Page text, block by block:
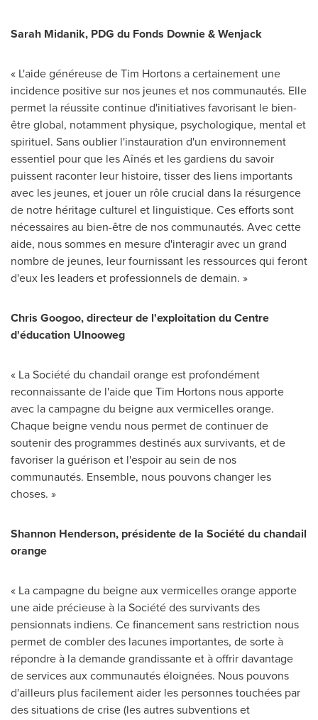
Sarah Midanik, PDG du Fonds Downie & Wenjack
« L'aide généreuse de Tim Hortons a certainement une
incidence positive sur nos jeunes et nos communautés. Elle
permet la réussite continue d'initiatives favorisant le bien-
être global, notamment physique, psychologique, mental et
spirituel. Sans oublier l'instauration d'un environnement
essentiel pour que les Aînés et les gardiens du savoir
puissent raconter leur histoire, tisser des liens importants
avec les jeunes, et jouer un rôle crucial dans la résurgence
de notre héritage culturel et linguistique. Ces efforts sont
nécessaires au bien-être de nos communautés. Avec cette
aide, nous sommes en mesure d'interagir avec un grand
nombre de jeunes, leur fournissant les ressources qui feront
d'eux les leaders et professionnels de demain. »
Chris Googoo, directeur de l'exploitation du Centre
d'éducation Ulnooweg
« La Société du chandail orange est profondément
reconnaissante de l'aide que Tim Hortons nous apporte
avec la campagne du beigne aux vermicelles orange.
Chaque beigne vendu nous permet de continuer de
soutenir des programmes destinés aux survivants, et de
favoriser la guérison et l'espoir au sein de nos
communautés. Ensemble, nous pouvons changer les
choses. »
Shannon Henderson, présidente de la Société du chandail
orange
« La campagne du beigne aux vermicelles orange apporte
une aide précieuse à la Société des survivants des
pensionnats indiens. Ce financement sans restriction nous
permet de combler des lacunes importantes, de sorte à
répondre à la demande grandissante et à offrir davantage
de services aux communautés éloignées. Nous pouvons
d'ailleurs plus facilement aider les personnes touchées par
des situations de crise (les autres subventions et